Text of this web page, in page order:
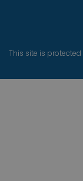
This site is protected